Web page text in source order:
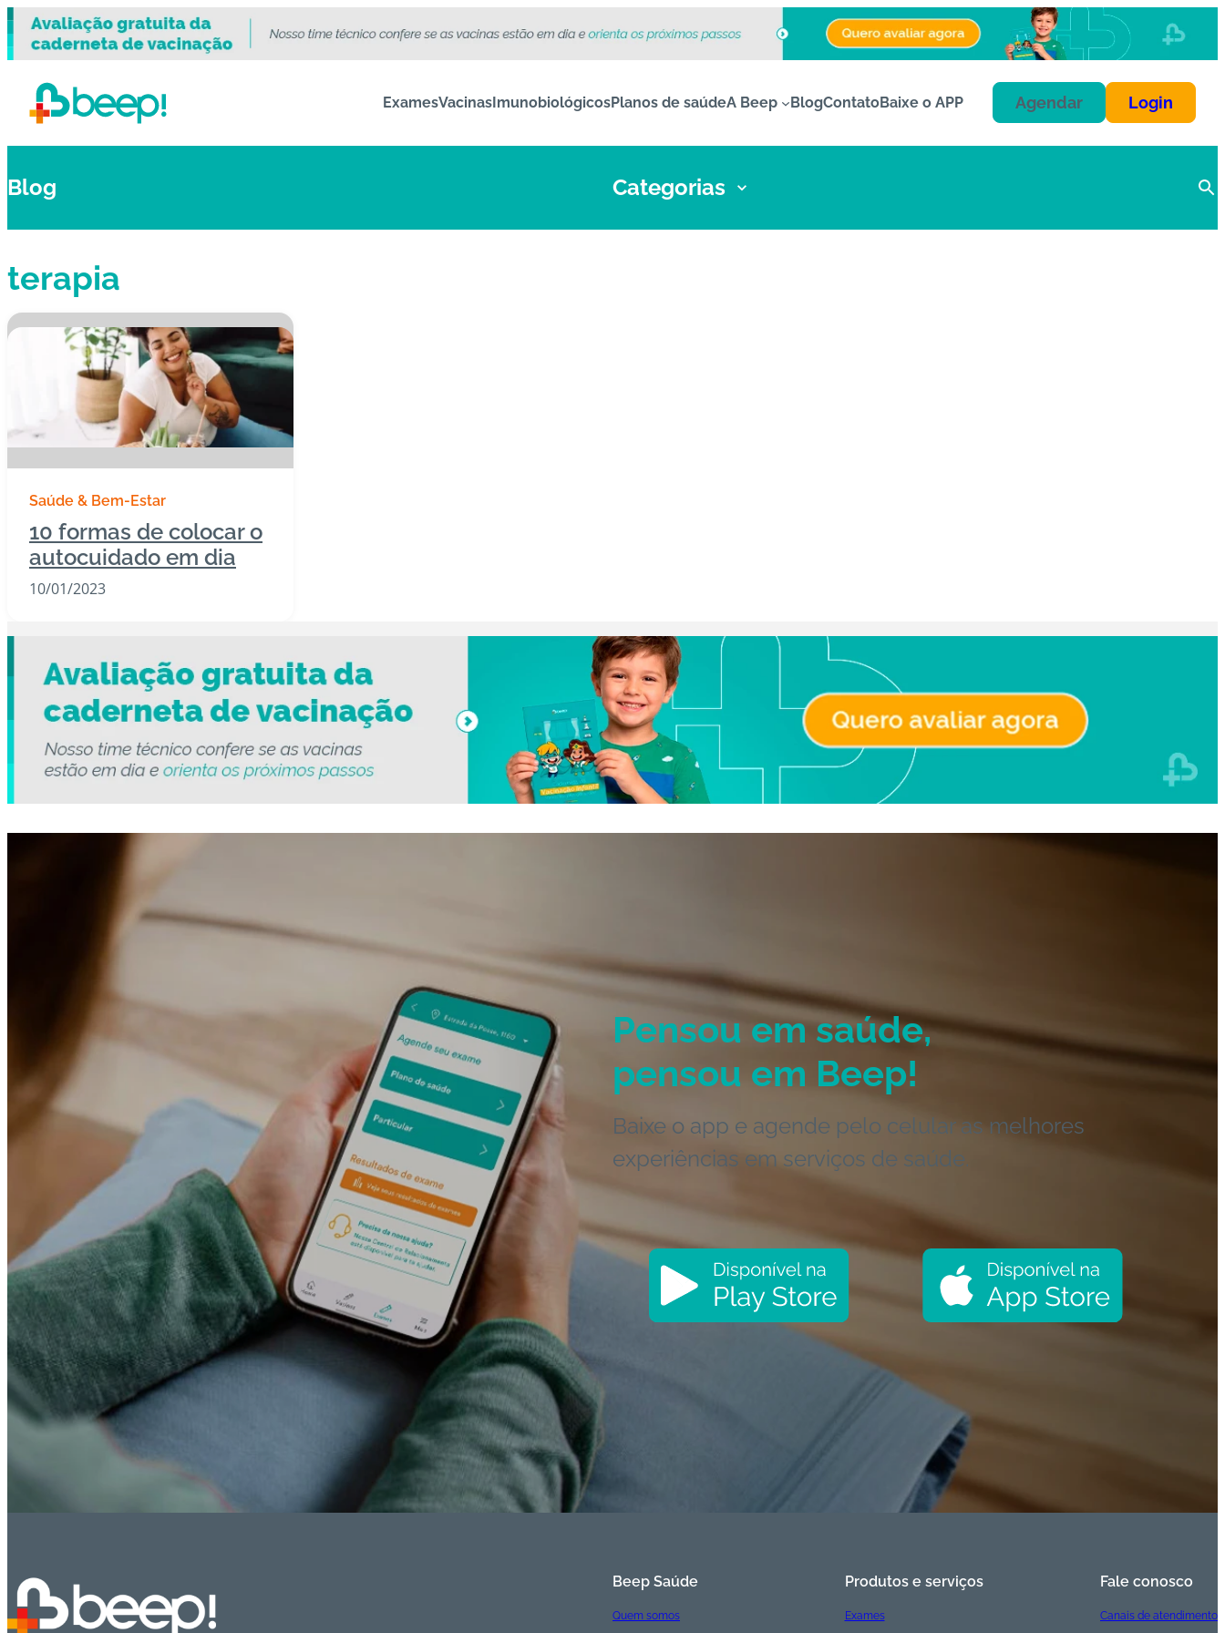
ExamesVacinasImunobiológicosPlanos de saúdeA Beep BlogContatoBaixe o APP Agendar Login
Blog Categorias
terapia
Saúde & Bem-Estar
10 formas de colocar o
autocuidado em dia
10/01/2023
Pensou em saúde,
pensou em Beep!
Baixe o app e agende pelo celular as melhores
experiências em serviços de saúde.
Beep Saúde
Quem somos
Produtos e serviços
Exames
Fale conosco
Canais de atendimento